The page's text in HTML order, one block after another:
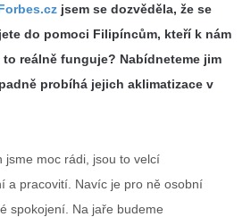
jsem se dozvěděla, že se
do pomoci Filipíncům, kteří k nám
reálně funguje? Nabídneteme jim
probíhá jejich aklimatizace v
jsme moc rádi, jsou to velcí
a pracovití. Navíc je pro ně osobní
spokojení. Na jaře budeme